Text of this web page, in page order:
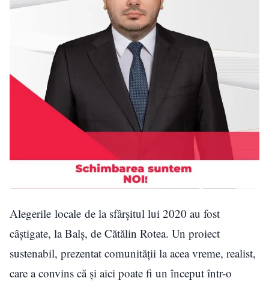
Alegerile locale de la sfârșitul lui 2020 au fost
câștigate, la Balș, de Cătălin Rotea. Un proiect
sustenabil, prezentat comunității la acea vreme, realist,
care a convins că și aici poate fi un început într-o